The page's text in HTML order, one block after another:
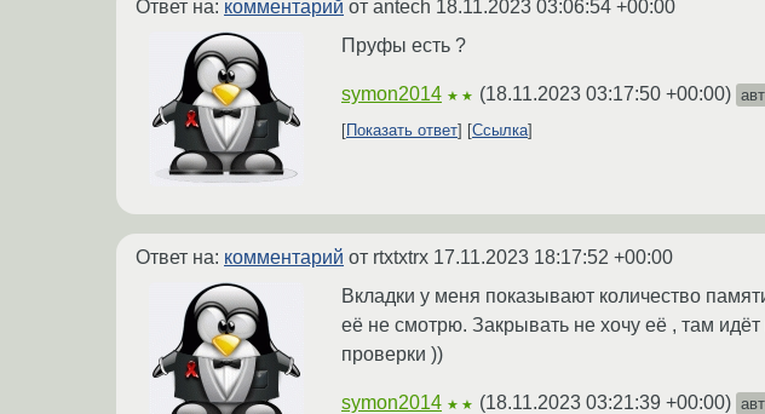
Ответ на: комментарий от antech 18.11.2023 03:06:54 +00:00
Пруфы есть ?
symon2014 ★★ (18.11.2023 03:17:50 +00:00)
Показать ответ
Ссылка
Ответ на: комментарий от rtxtxtrx 17.11.2023 18:17:52 +00:00
Вкладки у меня показывают количество
её не смотрю. Закрывать не хочу её , там
проверки ))
symon2014 ★★ (18.11.2023 03:21:39 +00:00)